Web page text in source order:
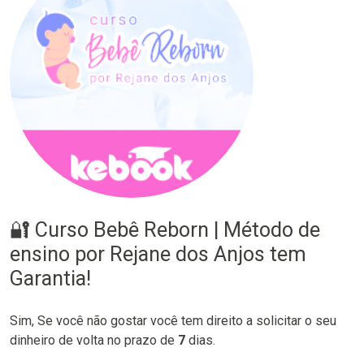
🔐 Curso Bebê Reborn | Método de
ensino por Rejane dos Anjos tem
Garantia!
Sim, Se você não gostar você tem direito a solicitar o seu
dinheiro de volta no prazo de 7 dias.